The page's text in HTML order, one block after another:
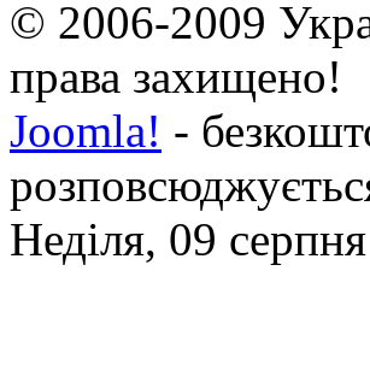
© 2006-2009
права захищено!
Joomla! -
Неділя, 09